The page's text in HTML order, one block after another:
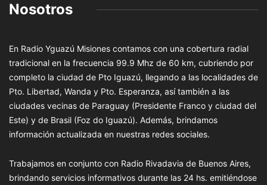
Nosotros
En Radio Yguazú Misiones contamos con una cobertura radial
tradicional en la frecuencia 99.9 Mhz de 60 km, cubriendo por
completo la ciudad de Pto Iguazú, llegando a las localidades de
Pto. Libertad, Wanda y Pto. Esperanza, así también a las
ciudades vecinas de Paraguay (Presidente Franco y ciudad del
Este) y de Brasil (Foz do Iguazú). Además, brindamos
información actualizada en nuestras redes sociales.
Trabajamos en conjunto con Radio Rivadavia de Buenos Aires,
brindando servicios informativos durante las 24 hs. emitiéndose